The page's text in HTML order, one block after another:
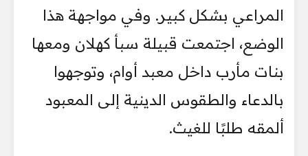
المراعي بشكل كبير. وفي مواجهة هذا
الوضع، اجتمعت قبيلة سبأ كهلان ومعها
بنات مأرب داخل معبد أوام، وتوجهوا
بالدعاء والطقوس الدينية إلى المعبود
ألمقه طلبًا للغيث.